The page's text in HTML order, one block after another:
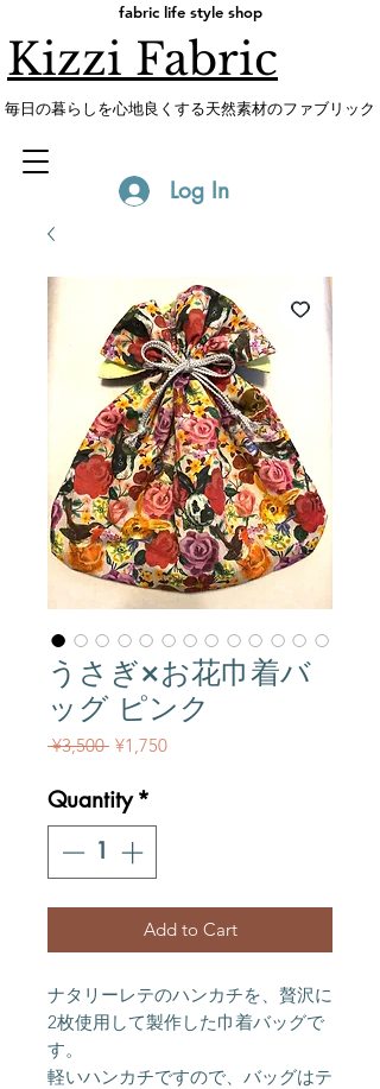
fabric life style shop
Kizzi Fabric
​毎日の暮らしを心地良くする天然素材のファブリック
Log In
うさぎ×お花巾着バ
ッグ ピンク
¥3,500 Regular Price
¥1,750Sale Price
Quantity *
Add to Cart
ナタリーレテのハンカチを、贅沢に
2枚使用して製作した巾着バッグで
す。
軽いハンカチですので、バッグはテ